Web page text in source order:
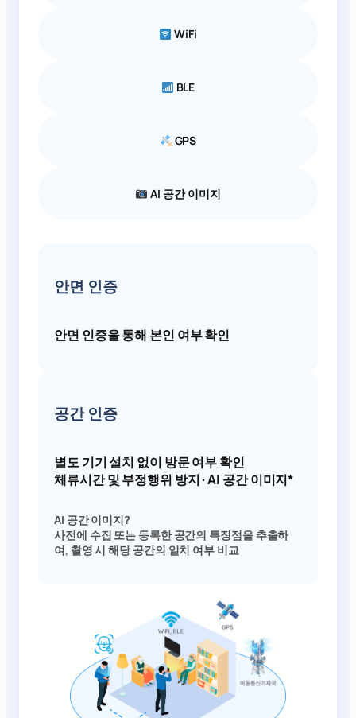
WiFi
BLE
GPS
AI 공간 이미지
안면 인증
안면 인증을 통해 본인 여부 확인
공간 인증
별도 기기 설치 없이 방문 여부 확인
체류시간 및 부정행위 방지 · AI 공간 이미지*
AI 공간 이미지?
사전에 수집 또는 등록한 공간의 특징점을 추출하
여, 촬영 시 해당 공간의 일치 여부 비교